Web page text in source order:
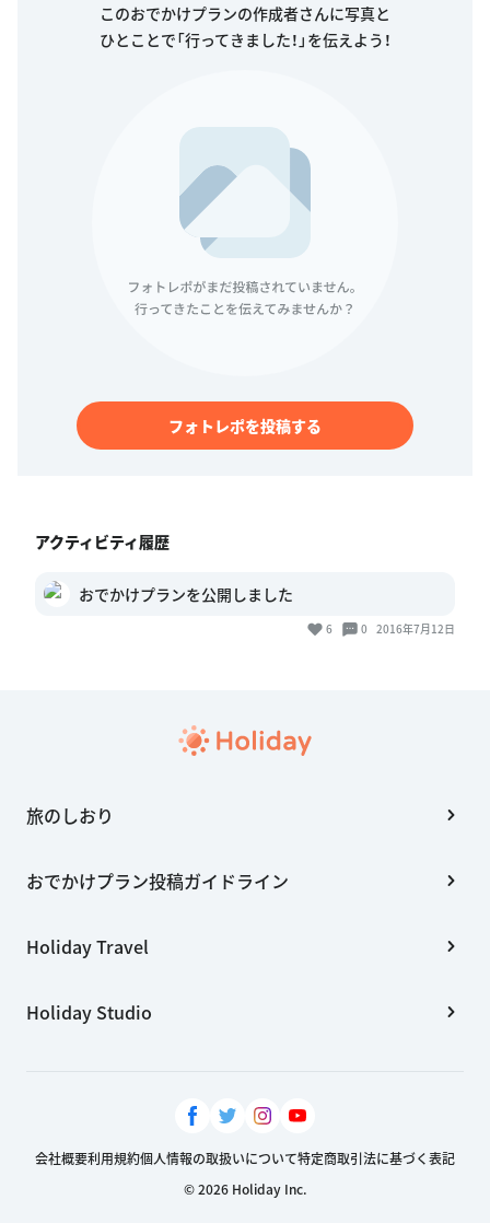
このおでかけプランの作成者さんに写真と
ひとことで「行ってきました！」を伝えよう！
フォトレポを投稿する
アクティビティ履歴
おでかけプランを公開しました
6 0 2016年7月12日
旅のしおり
おでかけプラン投稿ガイドライン
Holiday Travel
Holiday Studio
会社概要利用規約個人情報の取扱いについて特定商取引法に基づく表記
© 2026 Holiday Inc.